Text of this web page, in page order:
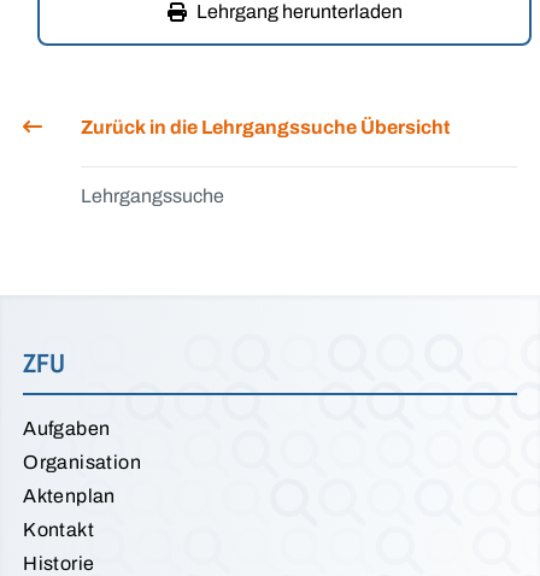
Lehrgang herunterladen
Zurück in die Lehrgangssuche Übersicht
Lehrgangssuche
ZFU
Aufgaben
Organisation
Aktenplan
Kontakt
Historie